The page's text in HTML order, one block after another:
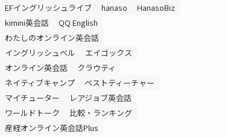
EFイングリッシュライブ
hanaso
HanasoBiz
kimini英会話
QQ English
わたしのオンライン英会話
イングリッシュベル
エイゴックス
オンライン英会話
クラウティ
ネイティブキャンプ
ベストティーチャー
マイチューター
レアジョブ英会話
ワールドトーク
比較・ランキング
産経オンライン英会話Plus